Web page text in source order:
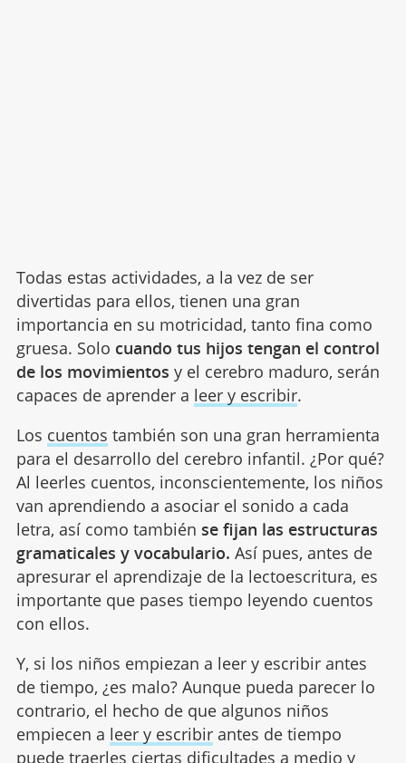
Todas estas actividades, a la vez de ser
divertidas para ellos, tienen una gran
importancia en su motricidad, tanto fina como
gruesa. Solo cuando tus hijos tengan el control
de los movimientos y el cerebro maduro, serán
capaces de aprender a leer y escribir.
Los cuentos también son una gran herramienta
para el desarrollo del cerebro infantil. ¿Por qué?
Al leerles cuentos, inconscientemente, los niños
van aprendiendo a asociar el sonido a cada
letra, así como también se fijan las estructuras
gramaticales y vocabulario. Así pues, antes de
apresurar el aprendizaje de la lectoescritura, es
importante que pases tiempo leyendo cuentos
con ellos.
Y, si los niños empiezan a leer y escribir antes
de tiempo, ¿es malo? Aunque pueda parecer lo
contrario, el hecho de que algunos niños
empiecen a leer y escribirantes de tiempo
puede traerles ciertas dificultades a medio y